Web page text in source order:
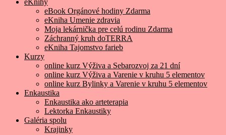
eKnihy
eBook Orgánové hodiny Zdarma
eKniha Umenie zdravia
Moja lekárnička pre celú rodinu Zdarma
Záchranný kruh doTERRA
eKniha Tajomstvo farieb
Kurzy
online kurz Výživa a Sebarozvoj za 21 dní
online kurz Výživa a Varenie v kruhu 5 elementov
online kurz Bylinky a Varenie v kruhu 5 elementov
Enkaustika
Enkaustika ako arteterapia
Lektorka Enkaustiky
Galéria spolu
Krajinky